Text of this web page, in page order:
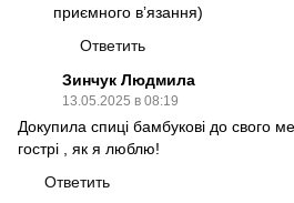
приємного вʼязання)
Ответить
Зинчук Людмила
13.05.2025 в 08:19
Докупила спиці бамбукові до свого
гострі , як я люблю!
Ответить